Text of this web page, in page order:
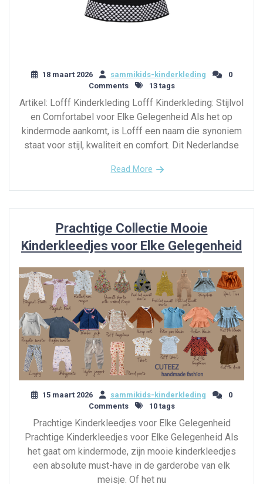
18 maart 2026 sammikids-kinderkleding
0
Comments
13 tags
Artikel: Lofff Kinderkleding Lofff Kinderkleding: Stijlvol
en Comfortabel voor Elke Gelegenheid Als het op
kindermode aankomt, is Lofff een naam die synoniem
staat voor stijl, kwaliteit en comfort. Dit Nederlandse
Read More
Prachtige Collectie Mooie
Kinderkleedjes voor Elke Gelegenheid
15 maart 2026 sammikids-kinderkleding
0
Comments
10 tags
Prachtige Kinderkleedjes voor Elke Gelegenheid
Prachtige Kinderkleedjes voor Elke Gelegenheid Als
het gaat om kindermode, zijn mooie kinderkleedjes
een absolute must-have in de garderobe van elk
meisje. Of het nu